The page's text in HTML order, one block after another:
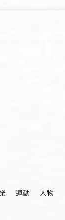
運動 人物